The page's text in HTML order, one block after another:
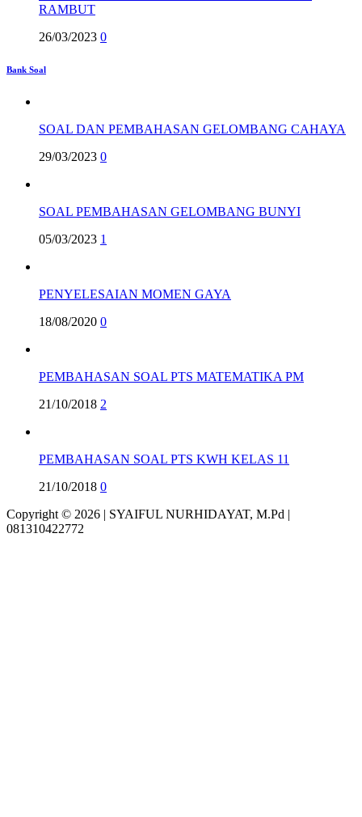
RAMBUT
26/03/2023 0
Bank Soal
SOAL DAN PEMBAHASAN GELOMBANG CAHAYA
29/03/2023 0
SOAL PEMBAHASAN GELOMBANG BUNYI
05/03/2023 1
PENYELESAIAN MOMEN GAYA
18/08/2020 0
PEMBAHASAN SOAL PTS MATEMATIKA PM
21/10/2018 2
PEMBAHASAN SOAL PTS KWH KELAS 11
21/10/2018 0
Copyright © 2026 | SYAIFUL NURHIDAYAT, M.Pd |
081310422772